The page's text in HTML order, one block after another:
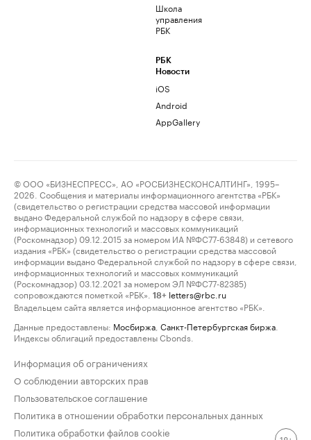
Школа
управления
РБК
РБК
Новости
iOS
Android
AppGallery
© ООО «БИЗНЕСПРЕСС», АО «РОСБИЗНЕСКОНСАЛТИНГ», 1995–
2026. Сообщения и материалы информационного агентства «РБК»
(свидетельство о регистрации средства массовой информации
выдано Федеральной службой по надзору в сфере связи,
информационных технологий и массовых коммуникаций
(Роскомнадзор) 09.12.2015 за номером ИА №ФС77-63848) и сетевого
издания «РБК» (свидетельство о регистрации средства массовой
информации выдано Федеральной службой по надзору в сфере связи,
информационных технологий и массовых коммуникаций
(Роскомнадзор) 03.12.2021 за номером ЭЛ №ФС77-82385)
сопровождаются пометкой «РБК».
18+ letters@rbc.ru
Владельцем сайта является информационное агентство «РБК».
Данные предоставлены: Мосбиржа Санкт-Петербургская биржа
Индексы облигаций предоставлены Cbonds.
Информация об ограничениях
О соблюдении авторских прав
Пользовательское соглашение
Политика в отношении обработки персональных данных
Политика обработки файлов cookie